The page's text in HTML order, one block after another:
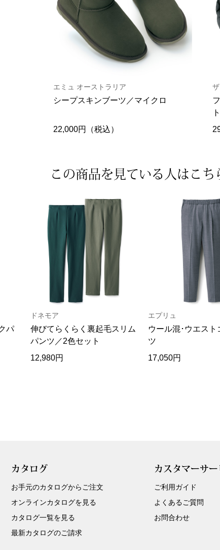
エミュ オーストラリア
シープスキンブーツ／マイクロ
22,000円（税込）
この商品を見ている人は こち
パ
ドネモア
伸びてらくらく裏起毛スリム
パンツ／2色セット
12,980円
エプリュ
ウール混･ウエスト
ツ
17,050円
カタログ
お手元のカタログからご注文
オンラインカタログを見る
カタログ一覧を見る
最新カタログのご請求
カスタマーサー
ご利用ガイド
よくあるご質問
お問合わせ